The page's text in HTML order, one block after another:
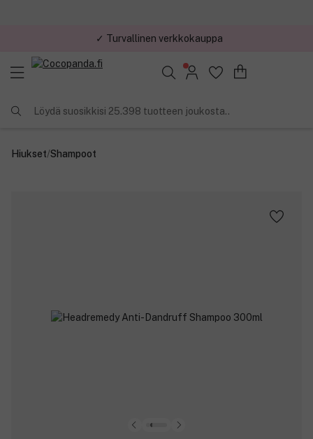
✓ Turvallinen verkkokauppa
Löydä suosikkisi 25.398 tuotteen joukosta..
Hiukset/Shampoot